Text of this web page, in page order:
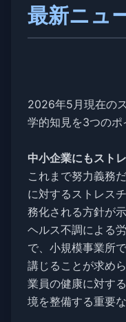
最新ニュ
2026年5月現在の
学的知見を3つのポ
中小企業にもスト
これまで努力義務
に対するストレス
務化される方針が
ヘルス不調による
で、小規模事業所
講じることが求め
業員の健康に対す
境を整備する重要